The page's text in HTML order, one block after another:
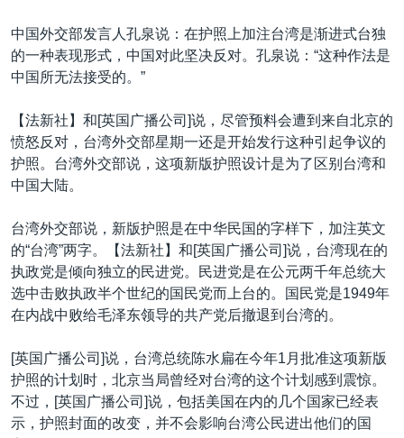
航
跳
转
索
中东
欧洲
非洲
美洲
全球议题
人权·法律·宗教
科教·文娱·体健
军事
劳工
环境
热点专题
白宫要闻
国会报道
美中关系
美国建国250周年
美国之音专访
重要讲话与声明
台海两岸关系
关注西藏
关注新疆
GEN Z 看美国
VOA视频
VOA今日焦点
中文广播
关注我们
其他语言网站
中国外交部发言人孔泉说：在护照上加注台湾是渐进式台独
的一种表现形式，中国对此坚决反对。孔泉说：“这种作法是
中国所无法接受的。”
【法新社】和[英国广播公司]说，尽管预料会遭到来自北京的
愤怒反对，台湾外交部星期一还是开始发行这种引起争议的
护照。台湾外交部说，这项新版护照设计是为了区别台湾和
中国大陆。
台湾外交部说，新版护照是在中华民国的字样下，加注英文
的“台湾”两字。【法新社】和[英国广播公司]说，台湾现在的
执政党是倾向独立的民进党。民进党是在公元两千年总统大
选中击败执政半个世纪的国民党而上台的。国民党是1949年
在内战中败给毛泽东领导的共产党后撤退到台湾的。
[英国广播公司]说，台湾总统陈水扁在今年1月批准这项新版
护照的计划时，北京当局曾经对台湾的这个计划感到震惊。
不过，[英国广播公司]说，包括美国在内的几个国家已经表
示，护照封面的改变，并不会影响台湾公民进出他们的国